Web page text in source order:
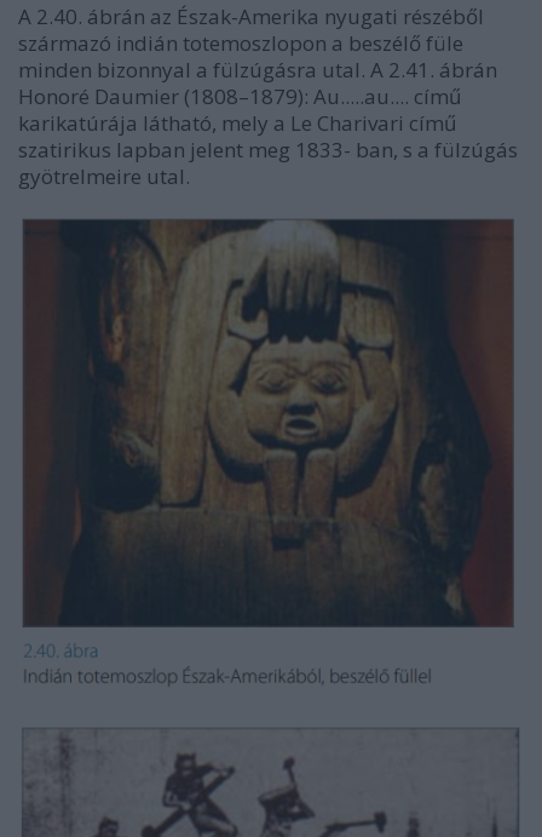
A 2.40. ábrán az Észak-Amerika nyugati részéből
származó indián totemoszlopon a beszélő füle
minden bizonnyal a fülzúgásra utal. A 2.41. ábrán
Honoré Daumier (1808–1879): Au.....au.... című
karikatúrája látható, mely a Le Charivari című
szatirikus lapban jelent meg 1833- ban, s a fülzúgás
gyötrelmeire utal.